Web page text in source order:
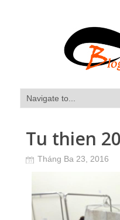
Tu thien
Tháng Ba 23, 2016